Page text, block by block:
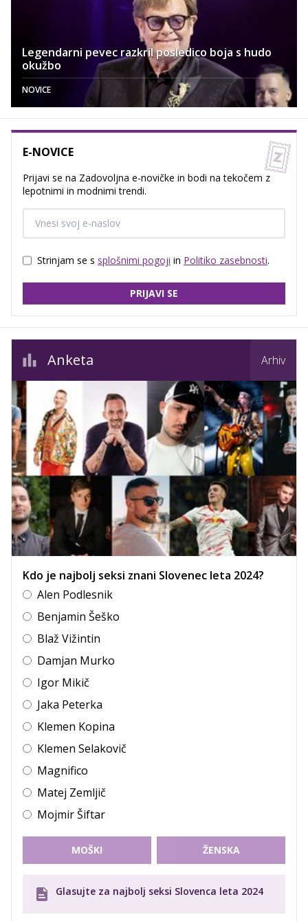
Legendarni pevec razkril posledico boja s hudo
okužbo
NOVICE
E-NOVICE
Prijavi se na Zadovoljna e-novičke in bodi na tekočem z
lepotnimi in modnimi trendi.
Strinjam se s splošnimi pogoji in Politiko zasebnosti.
PRIJAVI SE
Anketa Arhiv
Kdo je najbolj seksi znani Slovenec leta 2024?
Alen Podlesnik
Benjamin Šeško
Blaž Vižintin
Damjan Murko
Igor Mikič
Jaka Peterka
Klemen Kopina
Klemen Selakovič
Magnifico
Matej Zemljič
Mojmir Šiftar
MOŠKI ŽENSKA
Glasujte za najbolj seksi Slovenca leta 2024